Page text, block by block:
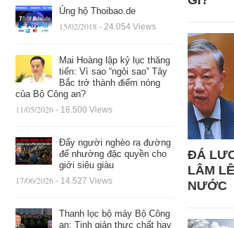
Ủng hộ Thoibao.de
15/02/2018 - 24.054 Views
Mai Hoàng lập kỷ lục thăng
tiến: Vì sao “ngôi sao” Tây
Bắc trở thành điểm nóng
của Bộ Công an?
11/05/2026 - 18.500 Views
Đẩy người nghèo ra đường
để nhường đặc quyền cho
giới siêu giàu
17/06/2026 - 14.527 Views
Thanh lọc bộ máy Bộ Công
an: Tinh giản thực chất hay
ĐÁ
LÂM
NƯỚC